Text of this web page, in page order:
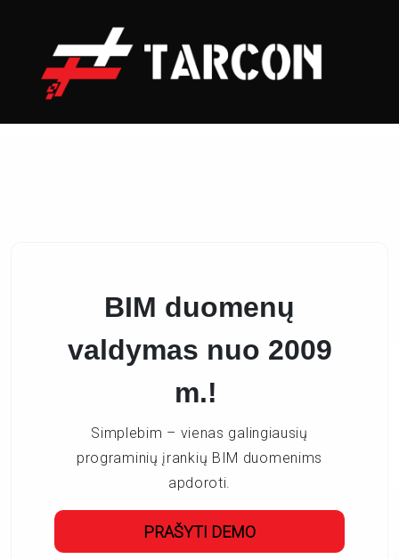
BIM duomenų
valdymas nuo 2009
m.!
Simplebim – vienas galingiausių
programinių įrankių BIM duomenims
apdoroti.
PRAŠYTI DEMO